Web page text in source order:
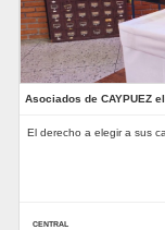
Asociados de CAYPUEZ
El derecho a elegir a sus
CENTRAL